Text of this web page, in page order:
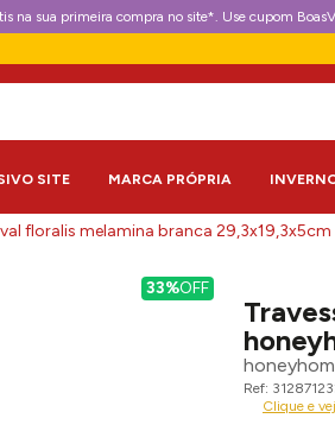
na sua primeira compra no site*. Use cupom
SITE MARCA PRÓPRIA
floralis melamina branca
33%OFF
Clique e